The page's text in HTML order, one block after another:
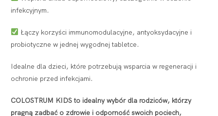
infekcyjnym.
Łączy korzyści immunomodulacyjne, antyoksydacyjne i
probiotyczne w jednej wygodnej tabletce.
Idealne dla dzieci, które potrzebują wsparcia w regeneracji i
ochronie przed infekcjami.
COLOSTRUM KIDS to idealny wybór dla rodziców, którzy
pragną zadbać o zdrowie i odporność swoich pociech,